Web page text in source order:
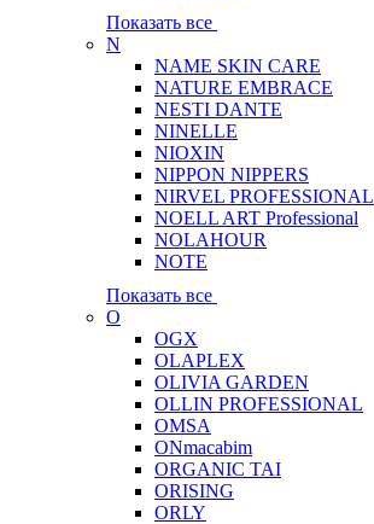
Показать все
N
NAME SKIN CARE
NATURE EMBRACE
NESTI DANTE
NINELLE
NIOXIN
NIPPON NIPPERS
NIRVEL PROFESSIONAL
NOELL ART Professional
NOLAHOUR
NOTE
Показать все
O
OGX
OLAPLEX
OLIVIA GARDEN
OLLIN PROFESSIONAL
OMSA
ONmacabim
ORGANIC TAI
ORISING
ORLY